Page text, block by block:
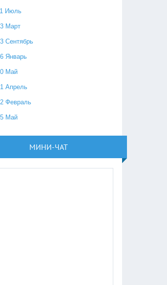
Июль
Март
Сентябрь
Январь
Май
Апрель
Февраль
Май
МИНИ-ЧАТ